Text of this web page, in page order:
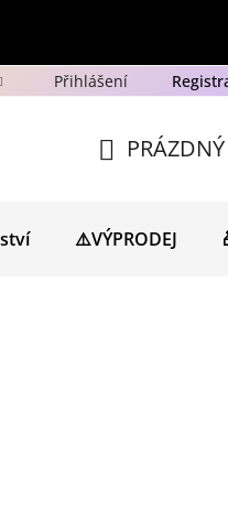
osobních údajů GDPR
Přihlášení
KOŠÍK
⚠️VÝPRODEJ